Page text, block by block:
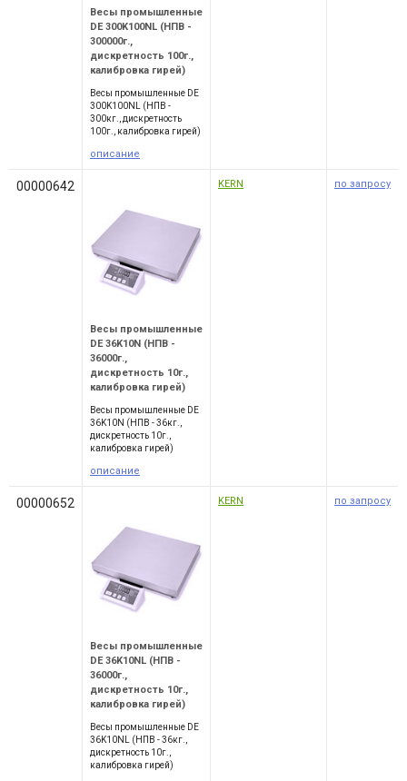
Весы промышленные
DE 300K100NL (НПВ -
300000г.,
дискретность 100г.,
калибровка гирей)
Весы промышленные DE
300K100NL (НПВ -
300кг., дискретность
100г., калибровка гирей)
описание
00000642
Весы промышленные
DE 36K10N (НПВ -
36000г.,
дискретность 10г.,
калибровка гирей)
Весы промышленные DE
36K10N (НПВ - 36кг.,
дискретность 10г.,
калибровка гирей)
описание
KERN по запросу
00000652
Весы промышленные
DE 36K10NL (НПВ -
36000г.,
дискретность 10г.,
калибровка гирей)
Весы промышленные DE
36K10NL (НПВ - 36кг.,
дискретность 10г.,
калибровка гирей)
KERN по запросу